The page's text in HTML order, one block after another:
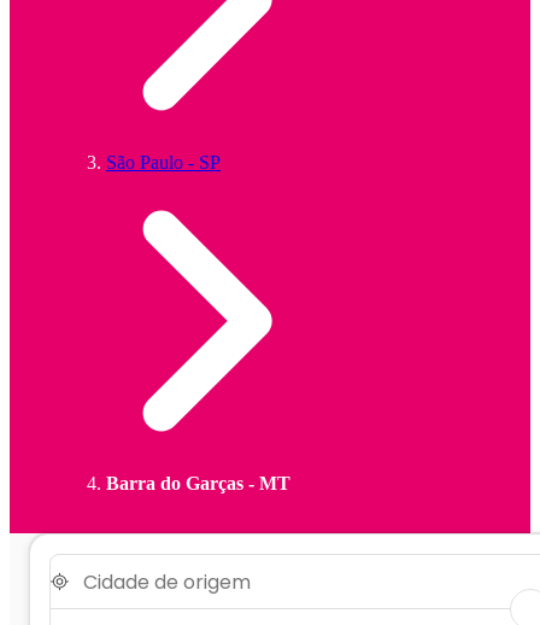
São Paulo - SP
Barra do Garças - MT